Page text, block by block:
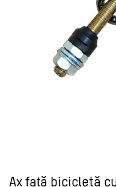
Ax față bicicletă